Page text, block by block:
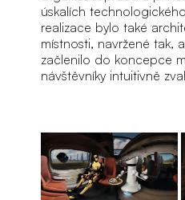
úskalích
realizace bylo také
místnosti, navržené tak,
začlenilo do koncepce
návštěvníky intuitivně